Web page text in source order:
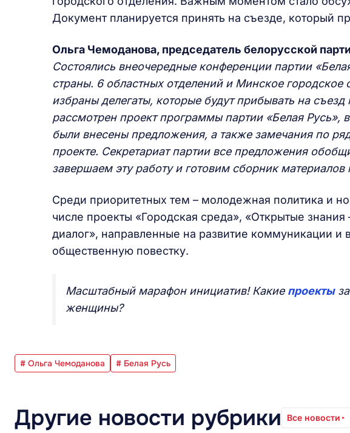
Документ планируется принять на съезде, который
Ольга Чемоданова, председатель белорусской
Состоялись внеочередные конференции партии
страны. 6 областных отделений и Минское
избраны делегаты, которые будут прибывать на
рассмотрен проект программы партии «Белая Русь»,
были внесены предложения, а также замечания по
проекте. Секретариат партии все предложения
завершаем эту работу и готовим сборник материалов
Среди приоритетных тем – молодежная политика и
числе проекты «Городская среда», «Открытые знания
диалог», направленные на развитие коммуникации
общественную повестку.
Масштабный марафон инициатив! Какие проекты
женщины?
# Ольга Чемоданова # Белая Русь
Другие новости рубрики Все новости